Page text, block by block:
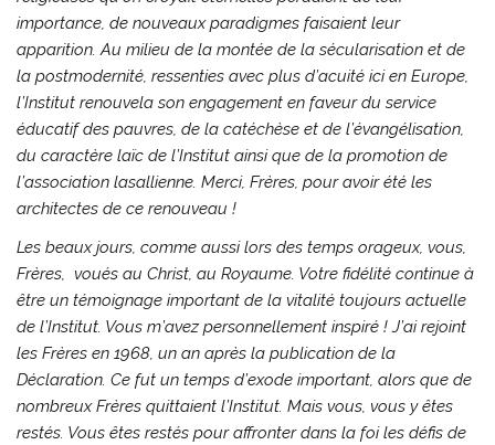
importance, de nouveaux paradigmes faisaient leur
apparition. Au milieu de la montée de la sécularisation et de
la postmodernité, ressenties avec plus d’acuité ici en Europe,
l’Institut renouvela son engagement en faveur du service
éducatif des pauvres, de la catéchèse et de l’évangélisation,
du caractère laïc de l’Institut ainsi que de la promotion de
l’association lasallienne. Merci, Frères, pour avoir été les
architectes de ce renouveau !
Les beaux jours, comme aussi lors des temps orageux, vous,
Frères, voués au Christ, au Royaume. Votre fidélité continue à
être un témoignage important de la vitalité toujours actuelle
de l’Institut. Vous m’avez personnellement inspiré ! J’ai rejoint
les Frères en 1968, un an après la publication de la
Déclaration. Ce fut un temps d’exode important, alors que de
nombreux Frères quittaient l’Institut. Mais vous, vous y êtes
restés. Vous êtes restés pour affronter dans la foi les défis de